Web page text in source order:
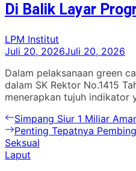
Di Balik Layar
LPM Institut
Juli 20, 2026Juli 20, 2026
Dalam pelaksanaan green
dalam SK Rektor No.1415
menerapkan tujuh indikator
Navigasi
pos
Previous
post:
Simpang Siur 1 Miliar
Next
post:
Penting Tepatnya
Seksual
Laput